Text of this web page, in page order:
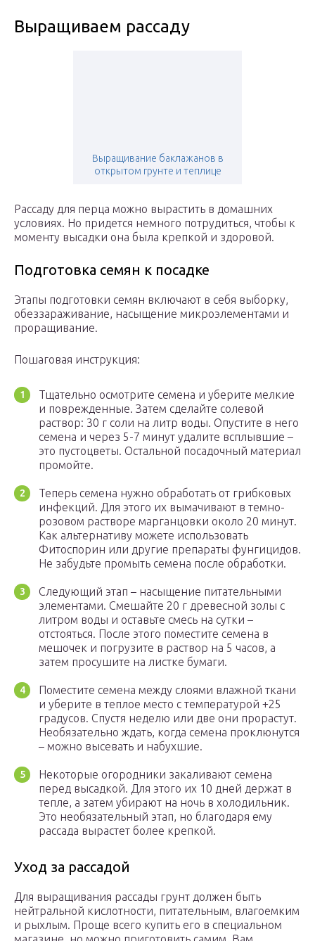
Выращиваем рассаду
Выращивание баклажанов в
открытом грунте и теплице
Рассаду для перца можно вырастить в домашних
условиях. Но придется немного потрудиться, чтобы к
моменту высадки она была крепкой и здоровой.
Подготовка семян к посадке
Этапы подготовки семян включают в себя выборку,
обеззараживание, насыщение микроэлементами и
проращивание.
Пошаговая инструкция:
Тщательно осмотрите семена и уберите мелкие
и поврежденные. Затем сделайте солевой
раствор: 30 г соли на литр воды. Опустите в него
семена и через 5-7 минут удалите всплывшие –
это пустоцветы. Остальной посадочный материал
промойте.
Теперь семена нужно обработать от грибковых
инфекций. Для этого их вымачивают в темно-
розовом растворе марганцовки около 20 минут.
Как альтернативу можете использовать
Фитоспорин или другие препараты фунгицидов.
Не забудьте промыть семена после обработки.
Следующий этап – насыщение питательными
элементами. Смешайте 20 г древесной золы с
литром воды и оставьте смесь на сутки –
отстояться. После этого поместите семена в
мешочек и погрузите в раствор на 5 часов, а
затем просушите на листке бумаги.
Поместите семена между слоями влажной ткани
и уберите в теплое место с температурой +25
градусов. Спустя неделю или две они прорастут.
Необязательно ждать, когда семена проклюнутся
– можно высевать и набухшие.
Некоторые огородники закаливают семена
перед высадкой. Для этого их 10 дней держат в
тепле, а затем убирают на ночь в холодильник.
Это необязательный этап, но благодаря ему
рассада вырастет более крепкой.
Уход за рассадой
Для выращивания рассады грунт должен быть
нейтральной кислотности, питательным, влагоемким
и рыхлым. Проще всего купить его в специальном